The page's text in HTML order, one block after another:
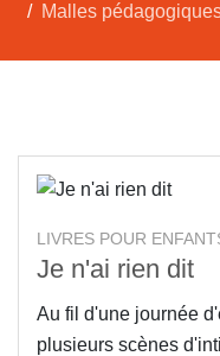
Malles
LIVRES POUR
Je n'ai rien dit
Au fil d'une journée
plusieurs scènes